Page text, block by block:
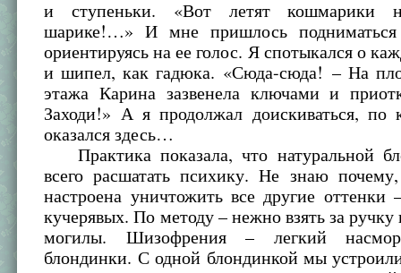
и ступеньки. «Вот летят кошмарики
шарике!…» И мне пришлось
ориентируясь на ее голос. Я спотыкался о
и шипел, как гадюка. «Сюда-сюда! – На
этажа Карина зазвенела ключами и
Заходи!» А я продолжал доискиваться, по
оказался здесь…
Практика показала, что натуральной
всего расшатать психику. Не знаю
настроена уничтожить все другие
кучерявых. По методу – нежно взять за ручку
могилы. Шизофрения – легкий
блондинки. С одной блондинкой мы